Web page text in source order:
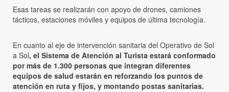
Esas tareas se realizarán con apoyo de drones, camiones
tácticos, estaciones móviles y equipos de última tecnología.
En cuanto al eje de intervención sanitaria del Operativo de Sol
a Sol, el Sistema de Atención al Turista estará conformado
por más de 1.300 personas que integran diferentes
equipos de salud estarán en reforzando los puntos de
atención en ruta y fijos, y montando postas sanitarias.